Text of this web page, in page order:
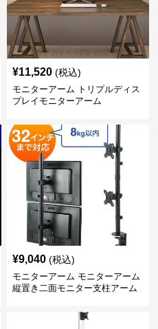
¥11,520 (税込)
モニターアーム トリプルディス
プレイモニターアーム
¥9,040 (税込)
モニターアーム モニターアーム
縦置き二面モニター支柱アーム